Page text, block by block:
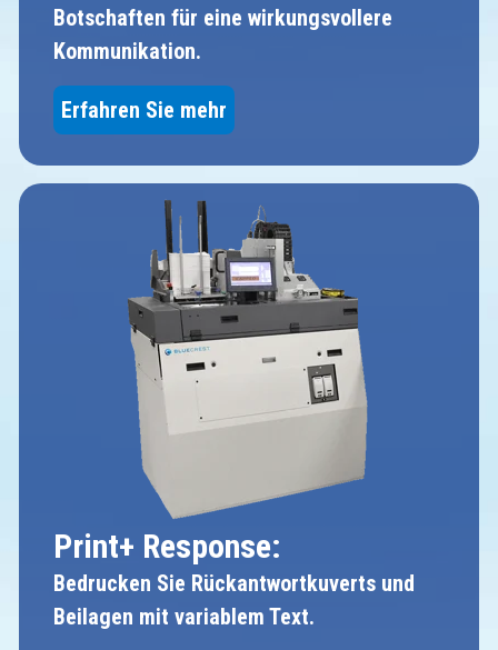
Botschaften für eine wirkungsvollere
Kommunikation.
Erfahren Sie mehr
Print+ Response:
Bedrucken Sie Rückantwortkuverts und
Beilagen mit variablem Text.